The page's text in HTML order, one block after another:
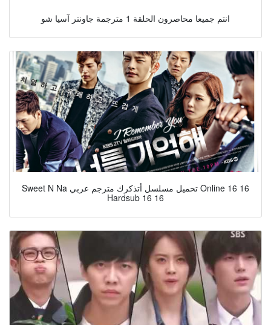
انتم جميعا محاصرون الحلقة 1 مترجمة جاونتر آسيا شو
Sweet N Na تحميل مسلسل أتذكرك مترجم عربي Online 16 16
Hardsub 16 16